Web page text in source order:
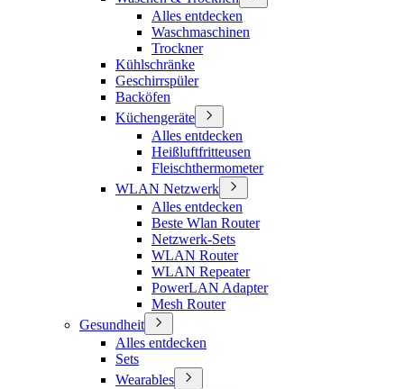
Alles entdecken
Waschmaschinen
Trockner
Kühlschränke
Geschirrspüler
Backöfen
Küchengeräte
Alles entdecken
Heißluftfritteusen
Fleischthermometer
WLAN Netzwerk
Alles entdecken
Beste Wlan Router
Netzwerk-Sets
WLAN Router
WLAN Repeater
PowerLAN Adapter
Mesh Router
Gesundheit
Alles entdecken
Sets
Wearables